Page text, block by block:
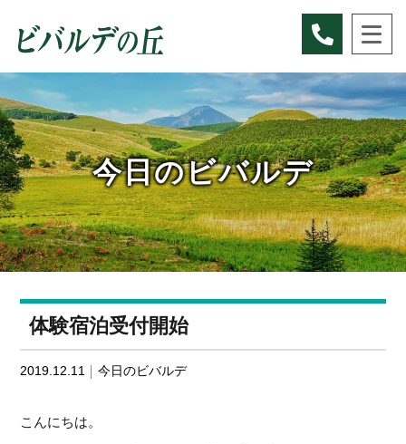
今日のビバルデ
体験宿泊受付開始
2019.12.11 今日のビバルデ
こんにちは。